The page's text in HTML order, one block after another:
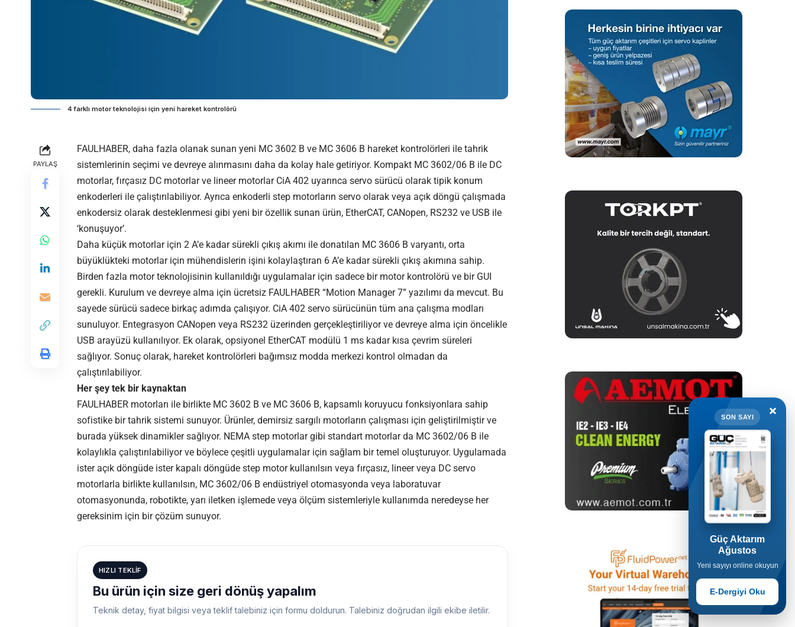
4 farklı motor teknolojisi için yeni hareket kontrolörü
PAYLAŞ
FAULHABER, daha fazla olanak sunan yeni MC 3602 B ve MC 3606 B hareket kontrolörleri ile tahrik
sistemlerinin seçimi ve devreye alınmasını daha da kolay hale getiriyor. Kompakt MC 3602/06 B ile DC
motorlar, fırçasız DC motorlar ve lineer motorlar CiA 402 uyarınca servo sürücü olarak tipik konum
enkoderleri ile çalıştırılabiliyor. Ayrıca enkoderli step motorların servo olarak veya açık döngü çalışmada
enkodersiz olarak desteklenmesi gibi yeni bir özellik sunan ürün, EtherCAT, CANopen, RS232 ve USB ile
‘konuşuyor’.
Daha küçük motorlar için 2 A’e kadar sürekli çıkış akımı ile donatılan MC 3606 B varyantı, orta
büyüklükteki motorlar için mühendislerin işini kolaylaştıran 6 A’e kadar sürekli çıkış akımına sahip.
Birden fazla motor teknolojisinin kullanıldığı uygulamalar için sadece bir motor kontrolörü ve bir GUI
gerekli. Kurulum ve devreye alma için ücretsiz FAULHABER “Motion Manager 7” yazılımı da mevcut. Bu
sayede sürücü sadece birkaç adımda çalışıyor. CiA 402 servo sürücünün tüm ana çalışma modları
sunuluyor. Entegrasyon CANopen veya RS232 üzerinden gerçekleştiriliyor ve devreye alma için öncelikle
USB arayüzü kullanılıyor. Ek olarak, opsiyonel EtherCAT modülü 1 ms kadar kısa çevrim süreleri
sağlıyor. Sonuç olarak, hareket kontrolörleri bağımsız modda merkezi kontrol olmadan da
çalıştırılabiliyor.
Her şey tek bir kaynaktan
FAULHABER motorları ile birlikte MC 3602 B ve MC 3606 B, kapsamlı koruyucu fonksiyonlara sahip
sofistike bir tahrik sistemi sunuyor. Ürünler, demirsiz sargılı motorların çalışması için geliştirilmiştir ve
burada yüksek dinamikler sağlıyor. NEMA step motorlar gibi standart motorlar da MC 3602/06 B ile
kolaylıkla çalıştırılabiliyor ve böylece çeşitli uygulamalar için sağlam bir temel oluşturuyor. Uygulamada
ister açık döngüde ister kapalı döngüde step motor kullanılsın veya fırçasız, lineer veya DC servo
motorlarla birlikte kullanılsın, MC 3602/06 B endüstriyel otomasyonda veya laboratuvar
otomasyonunda, robotikte, yarı iletken işlemede veya ölçüm sistemleriyle kullanımda neredeyse her
gereksinim için bir çözüm sunuyor.
HIZLI TEKLIF
Bu ürün için size geri dönüş yapalım
Teknik detay, fiyat bilgisi veya teklif talebiniz için formu doldurun. Talebiniz doğrudan ilgili ekibe iletilir.
×
SON SAYI
Güç Aktarım
Ağustos
Yeni sayıyı online okuyun
E-Dergiyi Oku